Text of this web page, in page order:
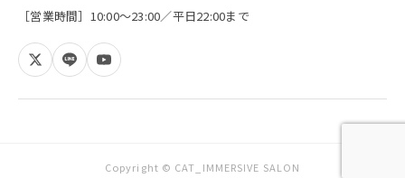
［営業時間］10:00〜23:00／平日22:00まで
Copyright © CAT_IMMERSIVE SALON